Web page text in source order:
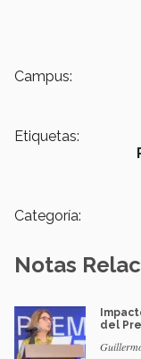
Campus:
Etiquetas:
Categoría:
Notas
del